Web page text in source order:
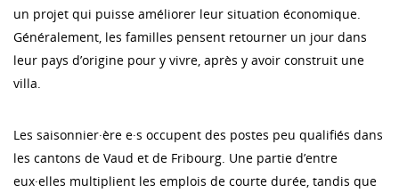
un projet qui puisse améliorer leur situation économique.
Généralement, les familles pensent retourner un jour dans
leur pays d’origine pour y vivre, après y avoir construit une
villa.
Les saisonnier·ère e·s occupent des postes peu qualifiés dans
les cantons de Vaud et de Fribourg. Une partie d’entre
eux·elles multiplient les emplois de courte durée, tandis que